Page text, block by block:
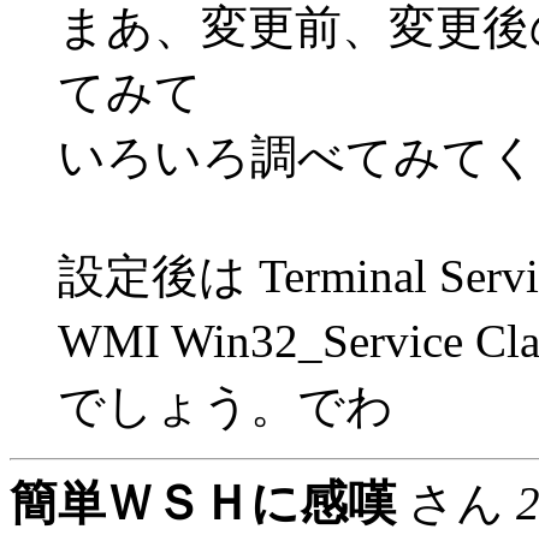
まあ、変更前、変更
てみて
いろいろ調べてみて
設定後は Terminal
WMI Win32_Service
でしょう。でわ
簡単ＷＳＨに感嘆さん